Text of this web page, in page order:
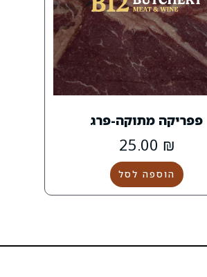
פפריקה מתוקה-פרג
25.00 ₪
הוספה לסל